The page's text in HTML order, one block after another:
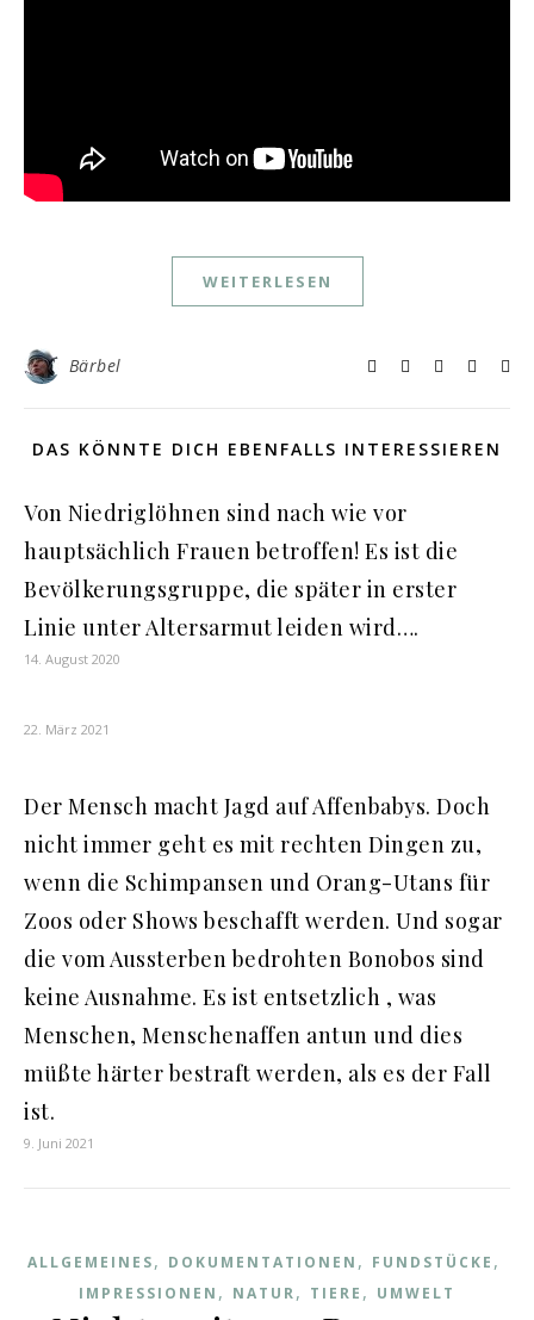
WEITERLESEN
Bärbel
DAS KÖNNTE DICH EBENFALLS INTERESSIEREN
Von Niedriglöhnen sind nach wie vor
hauptsächlich Frauen betroffen! Es ist die
Bevölkerungsgruppe, die später in erster
Linie unter Altersarmut leiden wird….
14. August 2020
22. März 2021
Der Mensch macht Jagd auf Affenbabys. Doch
nicht immer geht es mit rechten Dingen zu,
wenn die Schimpansen und Orang-Utans für
Zoos oder Shows beschafft werden. Und sogar
die vom Aussterben bedrohten Bonobos sind
keine Ausnahme. Es ist entsetzlich , was
Menschen, Menschenaffen antun und dies
müßte härter bestraft werden, als es der Fall
ist.
9. Juni 2021
ALLGEMEINES, DOKUMENTATIONEN , FUNDSTÜCKE ,
IMPRESSIONEN , NATUR, TIERE , UMWELT